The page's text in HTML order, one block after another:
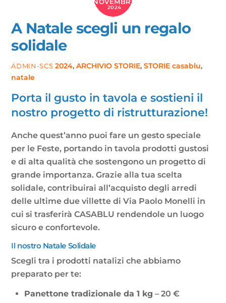
NOVEMBRE
2024
A Natale scegli un regalo
solidale
ADMIN-SCS 2024,ARCHIVIO STORIE,STORIE casablu,
natale
Porta il gusto in tavola e sostieni il
nostro progetto di ristrutturazione!
Anche quest’anno puoi fare un gesto speciale
per le Feste, portando in tavola prodotti gustosi
e di alta qualità che sostengono un progetto di
grande importanza. Grazie alla tua scelta
solidale, contribuirai all’acquisto degli arredi
delle ultime due villette di Via Paolo Monelli in
cui si trasferirà CASABLU rendendole un luogo
sicuro e confortevole.
Il nostro Natale Solidale
Scegli tra i prodotti natalizi che abbiamo
preparato per te:
Panettone tradizionale da 1 kg – 20 €